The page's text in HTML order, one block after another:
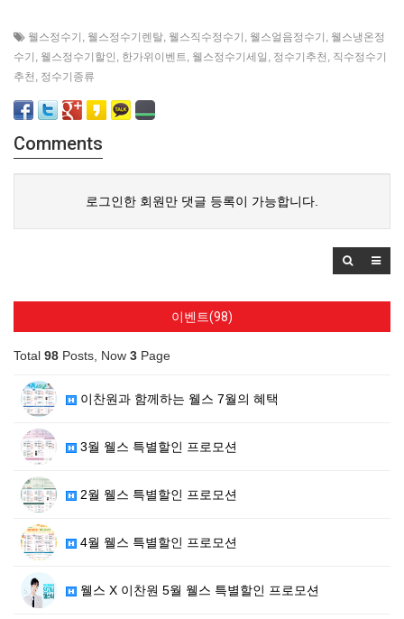
웰스정수기 , 웰스정수기렌탈, 웰스직수정수기 , 웰스얼음정수기 , 웰스냉온정
수기 , 웰스정수기할인 , 한가위이벤트, 웰스정수기세일 , 정수기추천 , 직수정수기
추천 , 정수기종류
Comments
로그인한 회원만 댓글 등록이 가능합니다.
이벤트(98)
Total 98 Posts, Now 3 Page
이찬원과 함께하는 웰스 7월의 혜택
3월 웰스 특별할인 프로모션
2월 웰스 특별할인 프로모션
4월 웰스 특별할인 프로모션
웰스 X 이찬원 5월 웰스 특별할인 프로모션